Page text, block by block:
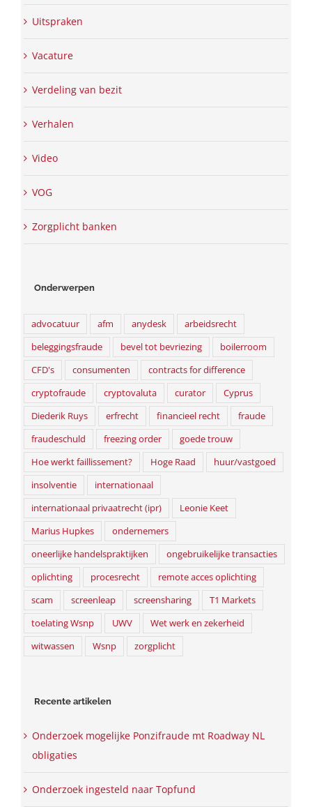
Uitspraken
Vacature
Verdeling van bezit
Verhalen
Video
VOG
Zorgplicht banken
Onderwerpen
advocatuur afm anydesk
arbeidsrecht
beleggingsfraude
bevel tot bevriezing
boilerroom
CFD's
consumenten
contracts for difference
cryptofraude
cryptovaluta curator
Cyprus
Diederik Ruys
erfrecht financieel recht
fraude
fraudeschuld
freezing order
goede trouw
Hoe werkt faillissement?
Hoge Raad
huur/vastgoed
insolventie
internationaal
internationaal privaatrecht (ipr)
Leonie Keet
Marius Hupkes
ondernemers
oneerlijke handelspraktijken
ongebruikelijke transacties
oplichting
procesrecht
remote acces oplichting
scam
screenleap screensharing
T1 Markets
toelating Wsnp
UWV
Wet werk en zekerheid
witwassen
Wsnp zorgplicht
Recente artikelen
Onderzoek mogelijke Ponzifraude mt Roadway NL
obligaties
Onderzoek ingesteld naar Topfund